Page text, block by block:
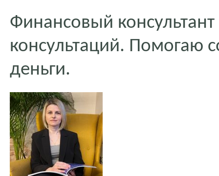
Финансовый
консультаций. Помогаю
деньги.